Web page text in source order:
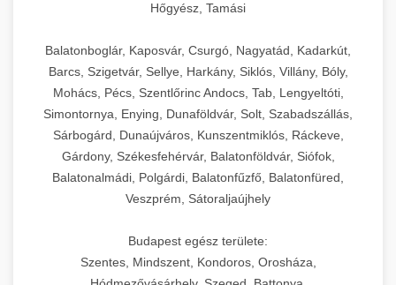
Hőgyész, Tamási
Balatonboglár, Kaposvár, Csurgó, Nagyatád, Kadarkút,
Barcs, Szigetvár, Sellye, Harkány, Siklós, Villány, Bóly,
Mohács, Pécs, Szentlőrinc Andocs, Tab, Lengyeltóti,
Simontornya, Enying, Dunaföldvár, Solt, Szabadszállás,
Sárbogárd, Dunaújváros, Kunszentmiklós, Ráckeve,
Gárdony, Székesfehérvár, Balatonföldvár, Siófok,
Balatonalmádi, Polgárdi, Balatonfűzfő, Balatonfüred,
Veszprém, Sátoraljaújhely
Budapest egész területe:
Szentes, Mindszent, Kondoros, Orosháza,